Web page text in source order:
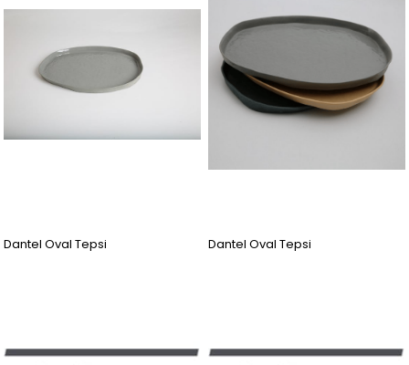
Dantel Oval Tepsi Dantel Oval Tepsi